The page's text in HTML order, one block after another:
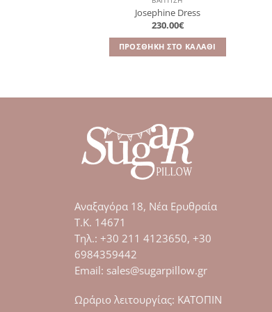
Josephine Dress
230.00€
ΠΡΟΣΘΉΚΗ ΣΤΟ ΚΑΛΆΘΙ
Αναξαγόρα 18, Νέα Ερυθραία
Τ.Κ. 14671
Tηλ.: +30 211 4123650, +30
6984359442
Email: sales@sugarpillow.gr
Ωράριο λειτουργίας: ΚΑΤΟΠΙΝ